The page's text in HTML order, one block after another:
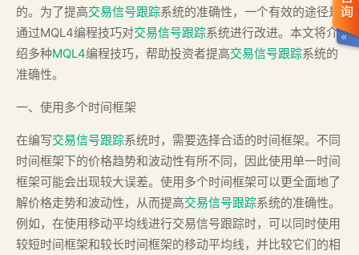
的。为了提高交易信号跟踪系统的准确性，一个有效的途径是
通过MQL4编程技巧对交易信号跟踪系统进行改进。本文将介
绍多种MQL4编程技巧，帮助投资者提高交易信号跟踪系统的
准确性。
一、使用多个时间框架
在编写交易信号跟踪系统时，需要选择合适的时间框架。不同
时间框架下的价格趋势和波动性有所不同，因此使用单一时间
框架可能会出现较大误差。使用多个时间框架可以更全面地了
解价格走势和波动性，从而提高交易信号跟踪系统的准确性。
例如，在使用移动平均线进行交易信号跟踪时，可以同时使用
较短时间框架和较长时间框架的移动平均线，并比较它们的相